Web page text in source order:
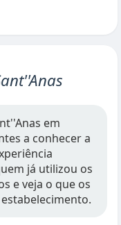
em
a conhecer a
já utilizou os
e veja o que os